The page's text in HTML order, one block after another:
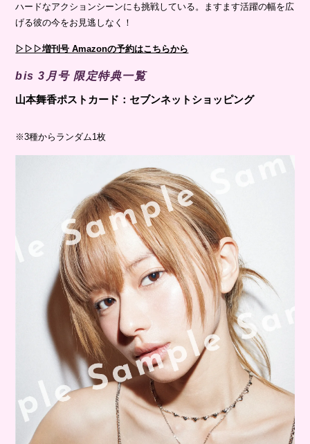
ハードなアクションシーンにも挑戦している。ますます活躍の幅を広
げる彼の今をお⾒逃しなく！
▷▷▷増刊号 Amazonの予約はこちらから
bis 3月号 限定特典一覧
⼭本舞⾹ポストカード：セブンネットショッピング
※3種からランダム1枚